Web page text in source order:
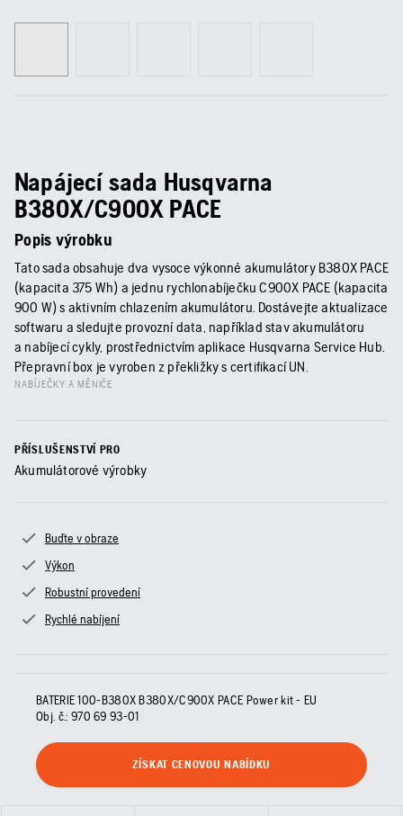
Napájecí sada Husqvarna
B380X/C900X PACE
Popis výrobku
Tato sada obsahuje dva vysoce výkonné akumulátory B380X PACE
(kapacita 375 Wh) a jednu rychlonabíječku C900X PACE (kapacita
900 W) s aktivním chlazením akumulátoru. Dostávejte aktualizace
softwaru a sledujte provozní data, například stav akumulátoru
a nabíjecí cykly, prostřednictvím aplikace Husqvarna Service Hub.
Přepravní box je vyroben z překližky s certifikací UN.
NABÍJEČKY A MĚNIČE
PŘÍSLUŠENSTVÍ PRO
Akumulátorové výrobky
Buďte v obraze
Výkon
Robustní provedení
Rychlé nabíjení
BATERIE 100-B380X B380X/C900X PACE Power kit - EU
Obj. č.: 970 69 93‑01
ZÍSKAT CENOVOU NABÍDKU